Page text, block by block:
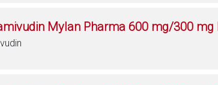
Mylan Pharma 600 mg/300 mg